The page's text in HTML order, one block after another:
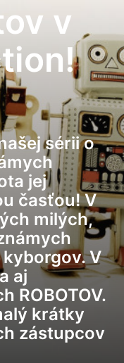
v
sérii o
jej
časťou! V
milých,
V
aj
ROBOTOV.
krátky
zástupcov